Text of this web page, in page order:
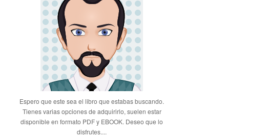
Espero que este sea el libro que estabas buscando.
Tienes varias opciones de adquirirlo, suelen estar
disponible en formato PDF y EBOOK. Deseo que lo
disfrutes....